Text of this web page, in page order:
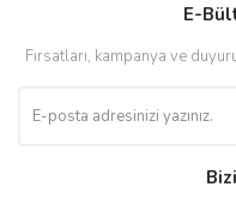
E-
Fırsatları, kampanya ve